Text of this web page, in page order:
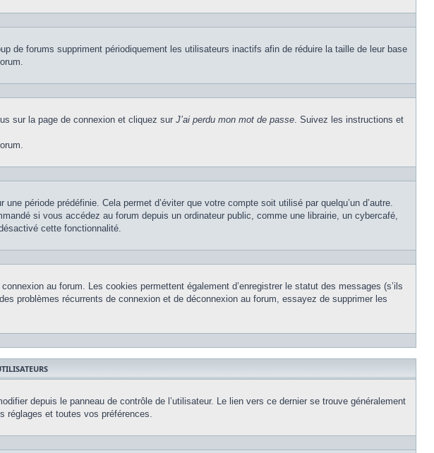
de forums suppriment périodiquement les utilisateurs inactifs afin de réduire la taille de leur base
sur la page de connexion et cliquez sur J’ai perdu mon mot de passe. Suivez les instructions et
période prédéfinie. Cela permet d’éviter que votre compte soit utilisé par quelqu’un d’autre.
si vous accédez au forum depuis un ordinateur public, comme une librairie, un cybercafé,
cette fonctionnalité.
au forum. Les cookies permettent également d’enregistrer le statut des messages (s’ils
problèmes récurrents de connexion et de déconnexion au forum, essayez de supprimer les
depuis le panneau de contrôle de l’utilisateur. Le lien vers ce dernier se trouve généralement
réglages et toutes vos préférences.